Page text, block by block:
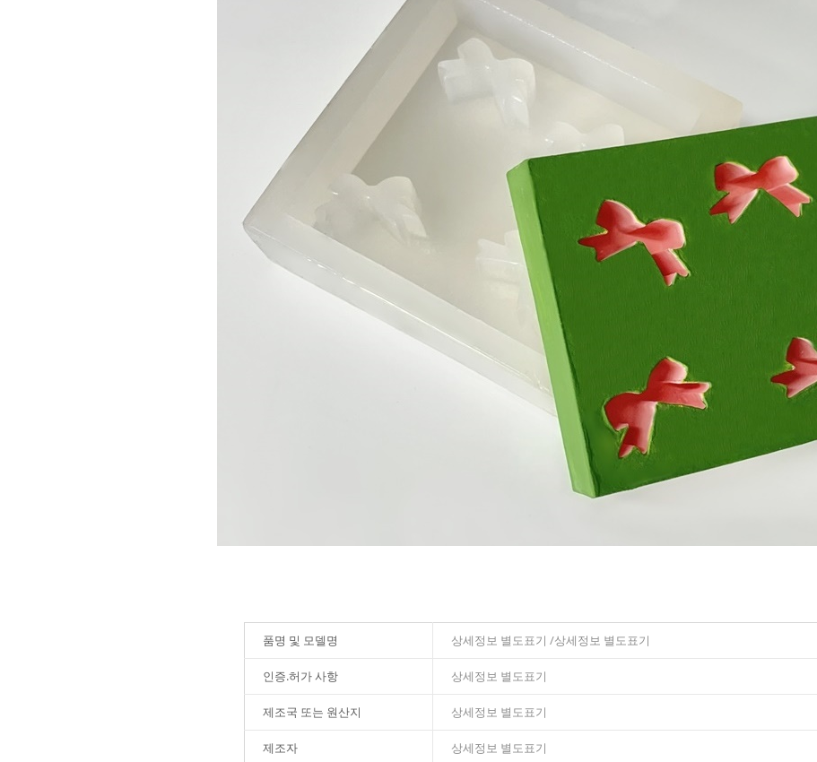
품명 및 모델명 상세정보 별도표기 /상세정보 별도표기
인증.허가 사항 상세정보 별도표기
제조국 또는 원산지 상세정보 별도표기
제조자 상세정보 별도표기